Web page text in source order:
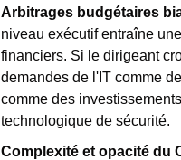
Arbitrages budgétaires
niveau exécutif entraîne
financiers. Si le dirigeant
demandes de l'IT comme
comme des
technologique de sécurité.
Complexité et opacité du